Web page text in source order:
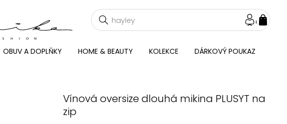
OBUV A DOPLŇKY HOME & BEAUTY KOLEKCE DÁRKOVÝ POUKAZ
Vínová oversize dlouhá mikina PLUSYT na
zip